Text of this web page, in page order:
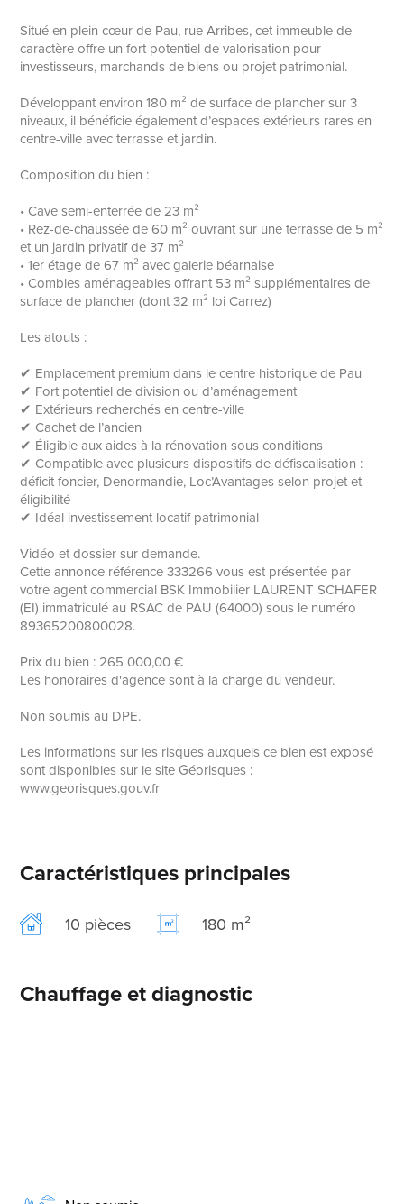
Situé en plein cœur de Pau, rue Arribes, cet immeuble de
caractère offre un fort potentiel de valorisation pour
investisseurs, marchands de biens ou projet patrimonial.
Développant environ 180 m² de surface de plancher sur 3
niveaux, il bénéficie également d’espaces extérieurs rares en
centre-ville avec terrasse et jardin.
Composition du bien :
• Cave semi-enterrée de 23 m²
• Rez-de-chaussée de 60 m² ouvrant sur une terrasse de 5 m²
et un jardin privatif de 37 m²
• 1er étage de 67 m² avec galerie béarnaise
• Combles aménageables offrant 53 m² supplémentaires de
surface de plancher (dont 32 m² loi Carrez)
Les atouts :
✔ Emplacement premium dans le centre historique de Pau
✔ Fort potentiel de division ou d’aménagement
✔ Extérieurs recherchés en centre-ville
✔ Cachet de l’ancien
✔ Éligible aux aides à la rénovation sous conditions
✔ Compatible avec plusieurs dispositifs de défiscalisation :
déficit foncier, Denormandie, Loc’Avantages selon projet et
éligibilité
✔ Idéal investissement locatif patrimonial
Vidéo et dossier sur demande.
Cette annonce référence 333266 vous est présentée par
votre agent commercial BSK Immobilier LAURENT SCHAFER
(EI) immatriculé au RSAC de PAU (64000) sous le numéro
89365200800028.
Prix du bien : 265 000,00 €
Les honoraires d'agence sont à la charge du vendeur.
Non soumis au DPE.
Les informations sur les risques auxquels ce bien est exposé
sont disponibles sur le site Géorisques :
www.georisques.gouv.fr
Caractéristiques principales
10 pièces 180 m²
Chauffage et diagnostic